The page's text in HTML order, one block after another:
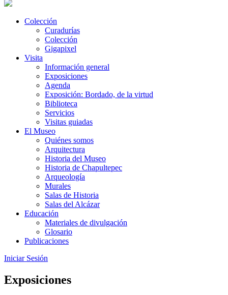
Colección
Curadurías
Colección
Gigapixel
Visita
Información general
Exposiciones
Agenda
Exposición: Bordado, de la virtud
Biblioteca
Servicios
Visitas guiadas
El Museo
Quiénes somos
Arquitectura
Historia del Museo
Historia de Chapultepec
Arqueología
Murales
Salas de Historia
Salas del Alcázar
Educación
Materiales de divulgación
Glosario
Publicaciones
Iniciar Sesión
Exposiciones